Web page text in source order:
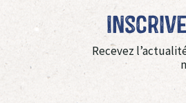
Recevez